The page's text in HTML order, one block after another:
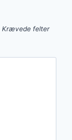
Krævede felter